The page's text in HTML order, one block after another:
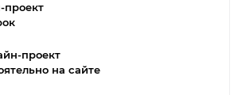
проект
проект
на сайте